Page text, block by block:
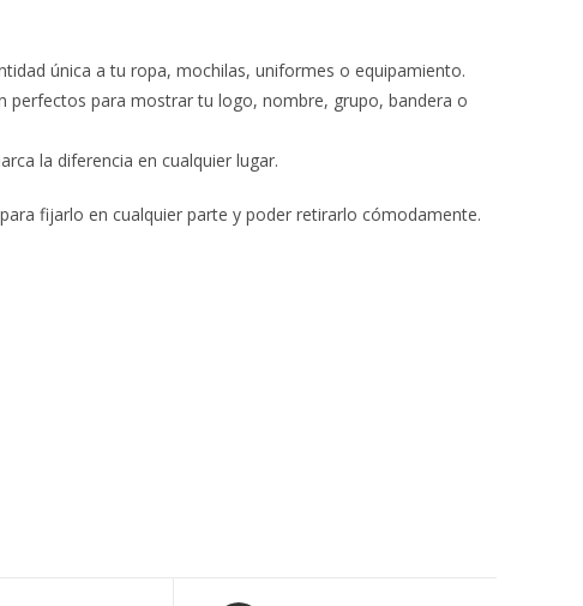
única a tu ropa, mochilas, uniformes o equipamiento.
perfectos para mostrar tu logo, nombre, grupo, bandera o
la diferencia en cualquier lugar.
fijarlo en cualquier parte y poder retirarlo cómodamente.